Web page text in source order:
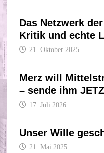
Das Netzwerk
Kritik und echte
21. Oktober 2025
Merz will
– sende ihm
17. Juli 2026
Unser Wille
21. Mai 2025